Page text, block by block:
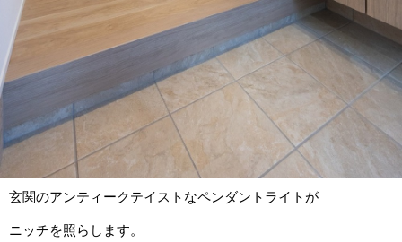
玄関のアンティークテイストなペンダントライトが
ニッチを照らします。